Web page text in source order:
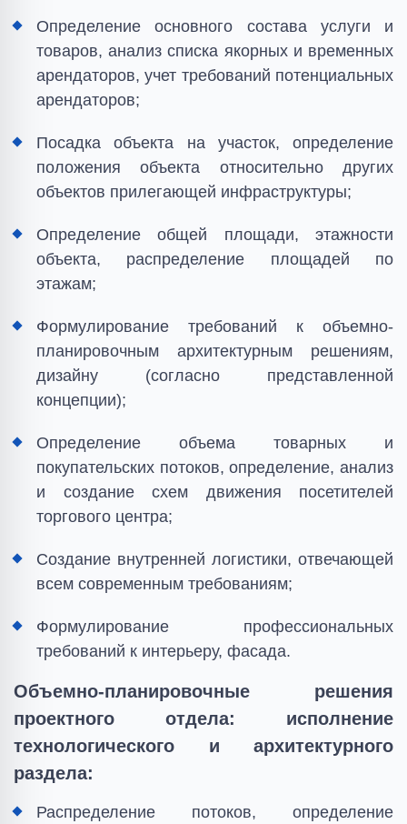
Определение основного состава услуги и
товаров, анализ списка якорных и временных
арендаторов, учет требований потенциальных
арендаторов;
Посадка объекта на участок, определение
положения объекта относительно других
объектов прилегающей инфраструктуры;
Определение общей площади, этажности
объекта, распределение площадей по
этажам;
Формулирование требований к объемно-
планировочным архитектурным решениям,
дизайну (согласно представленной
концепции);
Определение объема товарных и
покупательских потоков, определение, анализ
и создание схем движения посетителей
торгового центра;
Создание внутренней логистики, отвечающей
всем современным требованиям;
Формулирование профессиональных
требований к интерьеру, фасада.
Объемно-планировочные решения
проектного отдела: исполнение
технологического и архитектурного
раздела:
Распределение потоков, определение